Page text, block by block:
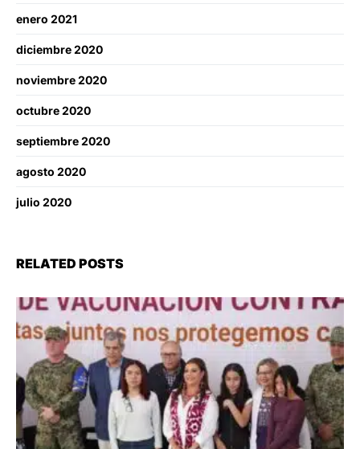
enero 2021
diciembre 2020
noviembre 2020
octubre 2020
septiembre 2020
agosto 2020
julio 2020
RELATED POSTS